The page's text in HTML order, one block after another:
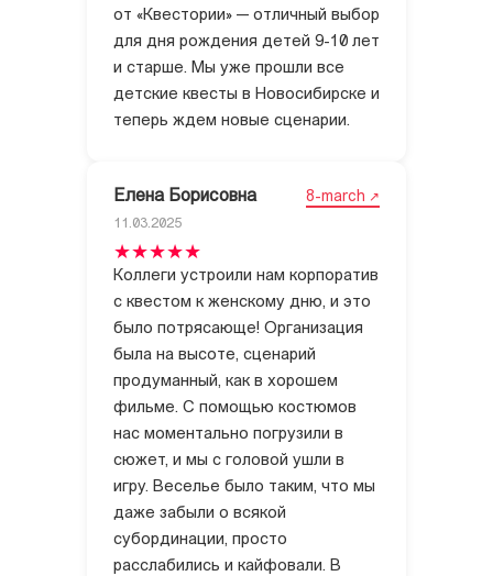
от «Квестории» — отличный выбор
для дня рождения детей 9-10 лет
и старше. Мы уже прошли все
детские квесты в Новосибирске и
теперь ждем новые сценарии.
Елена Борисовна 8-march
11.03.2025
Коллеги устроили нам корпоратив
с квестом к женскому дню, и это
было потрясающе! Организация
была на высоте, сценарий
продуманный, как в хорошем
фильме. С помощью костюмов
нас моментально погрузили в
сюжет, и мы с головой ушли в
игру. Веселье было таким, что мы
даже забыли о всякой
субординации, просто
расслабились и кайфовали. В